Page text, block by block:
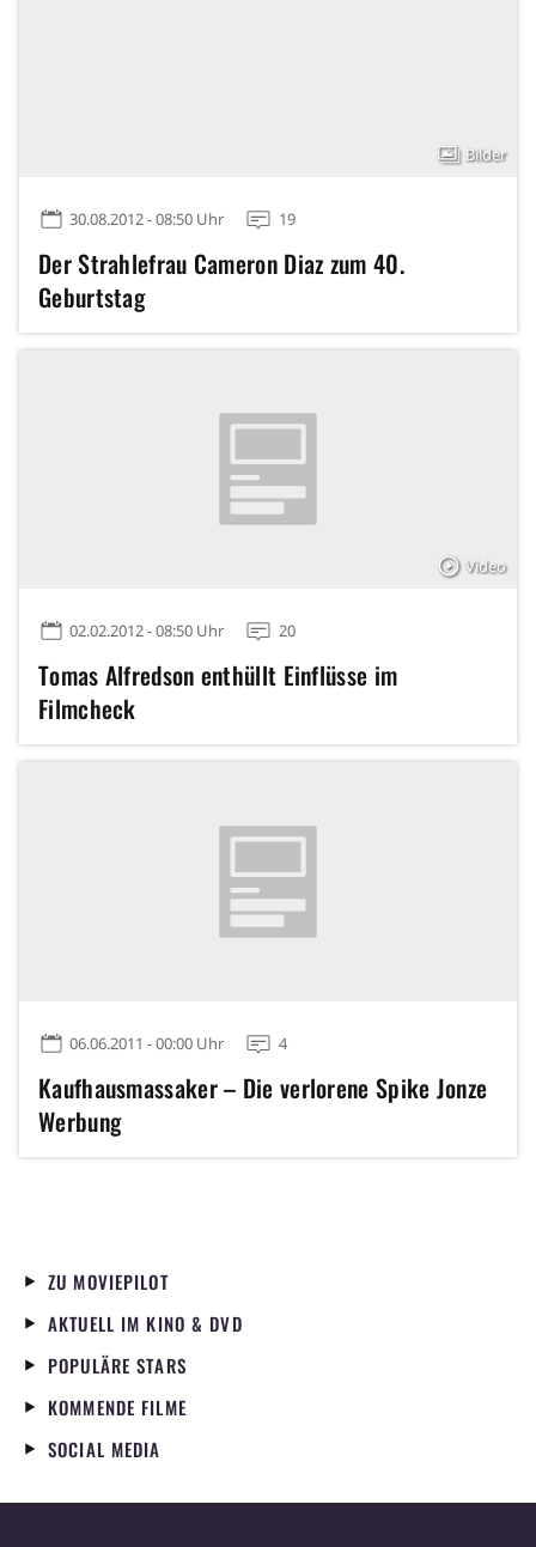
Bilder
30.08.2012 - 08:50 Uhr 19
Der Strahlefrau Cameron Diaz zum 40.
Geburtstag
Video
02.02.2012 - 08:50 Uhr 20
Tomas Alfredson enthüllt Einflüsse im
Filmcheck
06.06.2011 - 00:00 Uhr 4
Kaufhausmassaker – Die verlorene Spike Jonze
Werbung
ZU MOVIEPILOT
AKTUELL IM KINO & DVD
POPULÄRE STARS
KOMMENDE FILME
SOCIAL MEDIA